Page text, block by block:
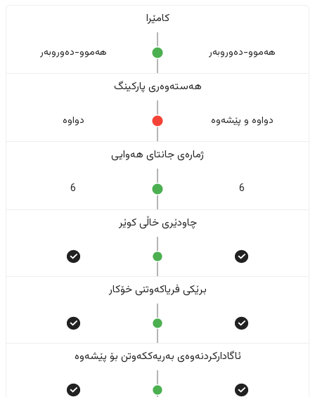
کامێرا
هەموو-دەوروبەر هەموو-دەوروبەر
هەستەوەری پارکینگ
دواوە و پێشەوە دواوە
ژمارەی جانتای هەوایی
6
6
چاودێری خاڵی کوێر
برێکی فریاکەوتنی خۆکار
ئاگادارکردنەوەی بەریەککەوتن بۆ پێشەوە